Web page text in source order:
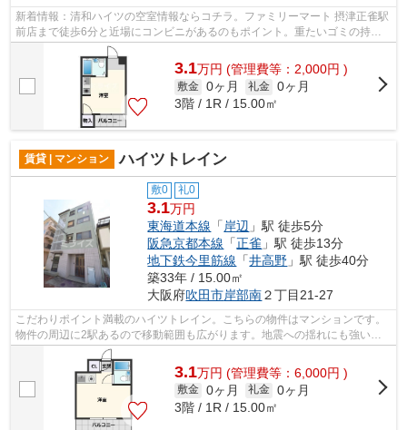
新着情報：清和ハイツの空室情報ならコチラ。ファミリーマート 摂津正雀駅
前店まで徒歩6分と近場にコンビニがあるのもポイント。重たいゴミの持ち
運びがしやすく、敷地内にごみ置き場...
3.1万円 (管理費等：2,000円 )
敷金 0ヶ月 礼金 0ヶ月
3階 / 1R / 15.00㎡
賃貸 | マンション ハイツトレイン
敷0 礼0
3.1万円
東海道本線 「岸辺 」駅 徒歩5分
阪急京都本線 「正雀 」駅 徒歩13分
地下鉄今里筋線 「井高野 」駅 徒歩40分
築33年 / 15.00㎡
大阪府吹田市岸部南２丁目21-27
こだわりポイント満載のハイツトレイン。こちらの物件はマンションです。
物件の周辺に2駅あるので移動範囲も広がります。地震への揺れにも強い鉄
骨造の魅力。より詳しい情報や内見のご...
3.1万円 (管理費等：6,000円 )
敷金 0ヶ月 礼金 0ヶ月
3階 / 1R / 15.00㎡